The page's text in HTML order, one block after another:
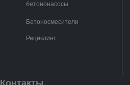
бетононасосы
Бетоносмесители
Рециклинг